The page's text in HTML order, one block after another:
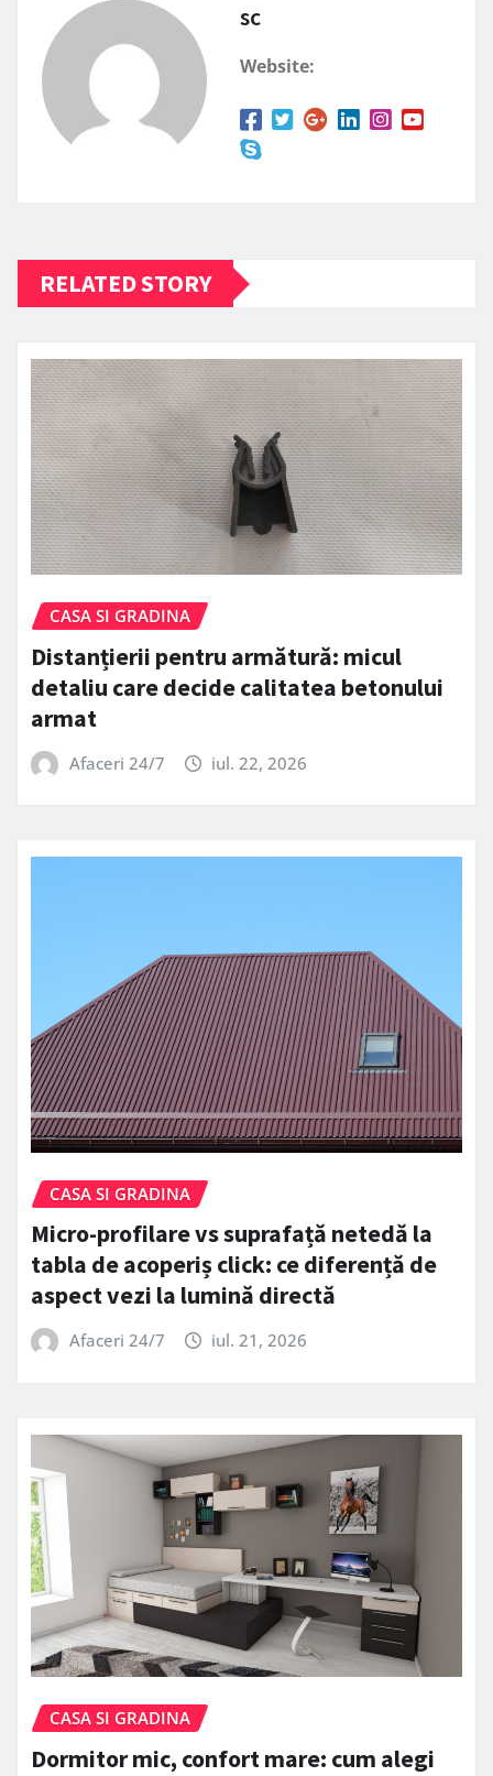
sc
Website:
RELATED STORY
CASA SI GRADINA
Distanțierii pentru armătură: micul
detaliu care decide calitatea betonului
armat
Afaceri 24/7 iul. 22, 2026
CASA SI GRADINA
Micro-profilare vs suprafață netedă la
tabla de acoperiș click: ce diferență de
aspect vezi la lumină directă
Afaceri 24/7 iul. 21, 2026
CASA SI GRADINA
Dormitor mic, confort mare: cum alegi